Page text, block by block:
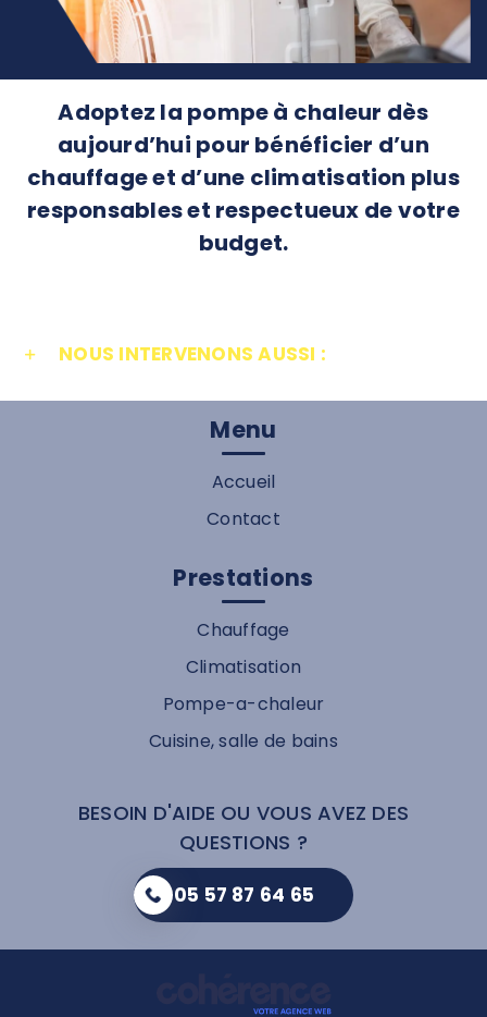
Adoptez la pompe à chaleur dès
aujourd’hui pour bénéficier d’un
chauffage et d’une climatisation plus
responsables et respectueux de votre
budget.
NOUS INTERVENONS AUSSI :
Menu
Accueil
Contact
Prestations
Chauffage
Climatisation
Pompe-a-chaleur
Cuisine, salle de bains
BESOIN D'AIDE OU VOUS AVEZ DES
QUESTIONS ?
05 57 87 64 65